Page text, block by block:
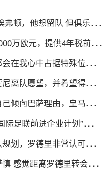
弗顿，他想留队 但俱乐部
万欧元，提供4年税前
在我心中占据特殊位置，
离队愿望，并希望得到理
倾向巴萨理由，皇马对此
足联前进企业计划”提案
划，罗德里非常认可并选
感觉距离罗德里转会完